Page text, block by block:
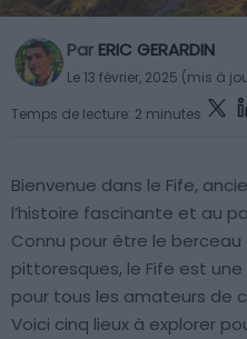
Par ERIC GERARDIN
Le 13 février, 2025 (mis à
Temps de lecture: 2 minutes
Bienvenue dans le Fife,
l’histoire fascinante et au
Connu pour être le
pittoresques, le Fife est
pour tous les amateurs de
Voici cinq lieux à explorer